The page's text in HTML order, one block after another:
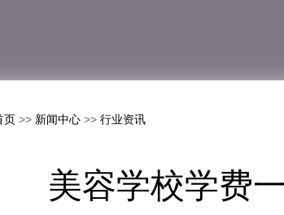
页 >> 新闻中心 >> 行业资讯
美容学校学费